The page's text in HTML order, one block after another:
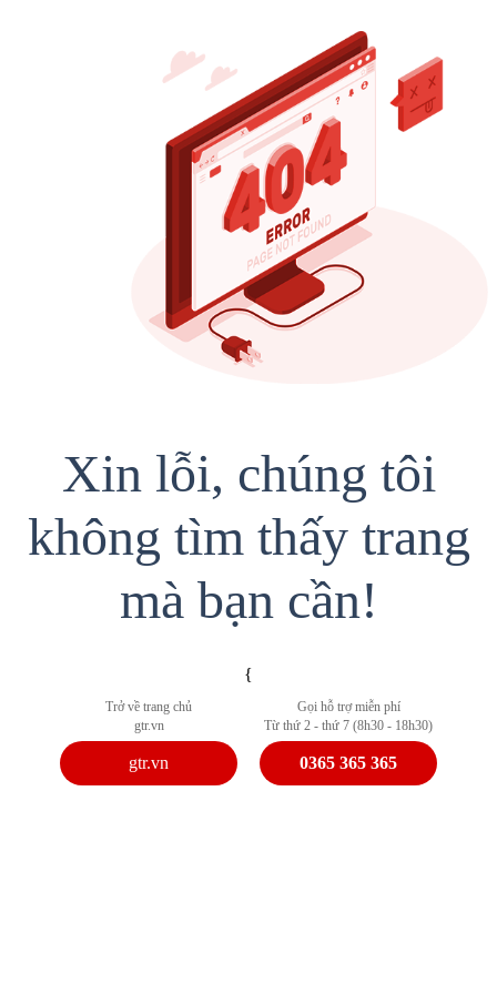
Xin lỗi, chúng tôi
không tìm thấy trang
mà bạn cần!
{
Trở về trang chủ
gtr.vn
gtr.vn
Gọi hỗ trợ miễn phí
Từ thứ 2 - thứ 7 (8h30 - 18h30)
0365 365 365